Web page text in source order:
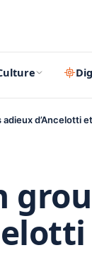
d’Ancelotti